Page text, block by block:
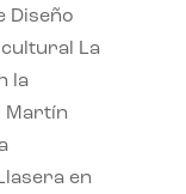
Diseño
La
la
Martín
en